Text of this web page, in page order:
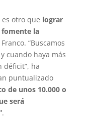
otro que lograr
la
“Buscamos
cuando haya más
déficit”, ha
puntualizado
de unos 10.000 o
será
.